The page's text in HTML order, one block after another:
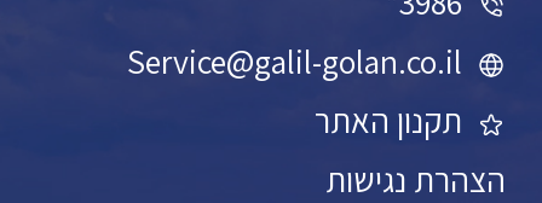
Service@galil-golan.co.il
תקנון האתר
הצהרת נגישות